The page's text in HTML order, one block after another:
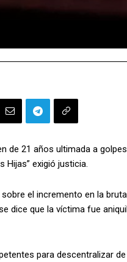
de 21 años ultimada a
Hijas” exigió justicia.
el incremento en la
dice que la víctima fue
para descentralizar